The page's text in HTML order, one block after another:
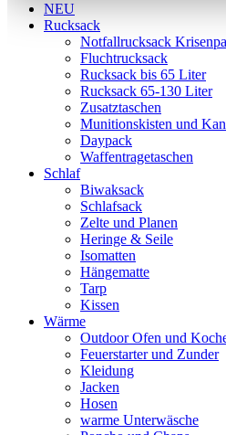
NEU
Rucksack
Notfallrucksack
Fluchtrucksack
Rucksack bis 65 Liter
Rucksack 65-130 Liter
Zusatztaschen
Munitionskisten und
Daypack
Waffentragetaschen
Schlaf
Biwaksack
Schlafsack
Zelte und Planen
Heringe & Seile
Isomatten
Hängematte
Tarp
Kissen
Wärme
Outdoor Ofen und
Feuerstarter und Zunder
Kleidung
Jacken
Hosen
warme Unterwäsche